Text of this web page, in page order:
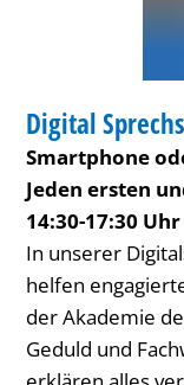
KATEGORIE:
Digital
Smartphone
Jeden ersten
14:30-17:30 Uhr
In unserer
helfen
der Akademie
Geduld und